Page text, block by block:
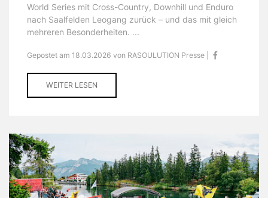
World Series mit Cross-Country, Downhill und Enduro
nach Saalfelden Leogang zurück – und das mit gleich
mehreren Besonderheiten. ...
Gepostet am 18.03.2026 von RASOULUTION Presse |
WEITER LESEN